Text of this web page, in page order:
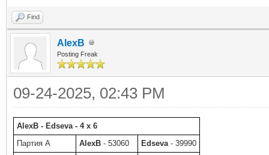
Find
AlexB
Posting Freak
09-24-2025, 02:43 PM
AlexB - Edseva - 4 x 6
Партия A
AlexB - 53060 Edseva - 39990